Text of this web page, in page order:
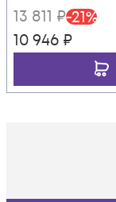
13 811 ₽-21%
10 946 ₽